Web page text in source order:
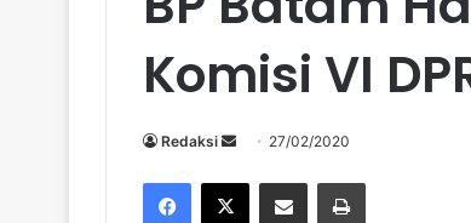
Komisi VI
Redaksi
Send 27/02/2020
Facebook
X Share via Email Print